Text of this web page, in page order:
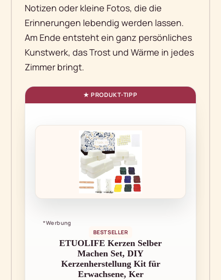
Notizen oder kleine Fotos, die die
Erinnerungen lebendig werden lassen.
Am Ende entsteht ein ganz persönliches
Kunstwerk, das Trost und Wärme in jedes
Zimmer bringt.
*Werbung
BESTSELLER
ETUOLIFE Kerzen Selber
Machen Set, DIY
Kerzenherstellung Kit für
Erwachsene, Ker